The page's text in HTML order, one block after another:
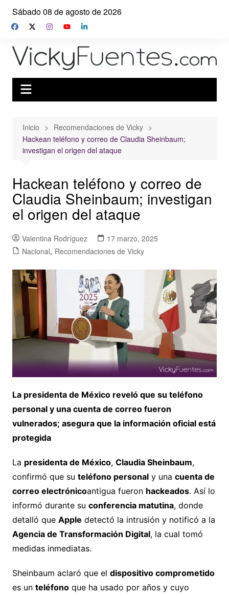
Saltar
contenido
Sábado 08 de agosto de 2026
Inicio
Recomendaciones de Vicky
Hackean teléfono y correo de Claudia Sheinbaum;
investigan el origen del ataque
Hackean teléfono y correo de
Claudia Sheinbaum; investigan
el origen del ataque
Valentina Rodríguez
17 marzo, 2025
Nacional, Recomendaciones de Vicky
La presidenta de México reveló que su teléfono
personaly una cuenta de correofueron
vulnerados; asegura que la información oficialestá
protegida
La presidenta de México, Claudia Sheinbaum,
confirmó que su teléfono personaly una cuenta de
correo electrónicoantigua fueron hackeados. Así lo
informó durante su conferencia matutina, donde
detalló que Apple detectó la intrusión y notificó a la
Agencia de Transformación Digital, la cual tomó
medidas inmediatas.
Sheinbaum aclaró que el dispositivo comprometido
es un teléfonoque ha usado por años y cuyo